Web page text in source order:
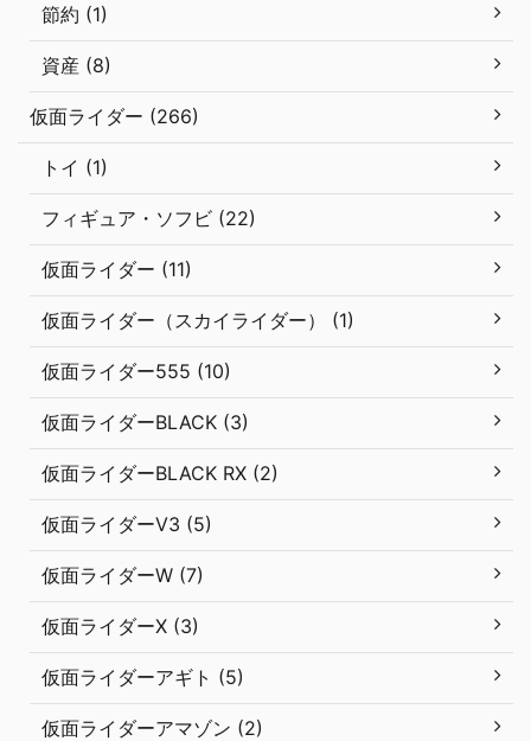
節約 (1)
資産 (8)
仮面ライダー (266)
トイ (1)
フィギュア・ソフビ (22)
仮面ライダー (11)
仮面ライダー（スカイライダー） (1)
仮面ライダー555 (10)
仮面ライダーBLACK (3)
仮面ライダーBLACK RX (2)
仮面ライダーV3 (5)
仮面ライダーW (7)
仮面ライダーX (3)
仮面ライダーアギト (5)
仮面ライダーアマゾン (2)